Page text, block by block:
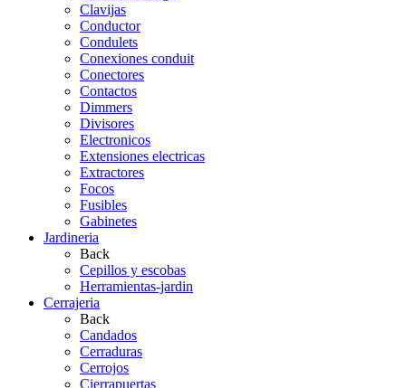
Clavijas
Conductor
Condulets
Conexiones conduit
Conectores
Contactos
Dimmers
Divisores
Electronicos
Extensiones electricas
Extractores
Focos
Fusibles
Gabinetes
Jardineria
Back
Cepillos y escobas
Herramientas-jardin
Cerrajeria
Back
Candados
Cerraduras
Cerrojos
Cierrapuertas